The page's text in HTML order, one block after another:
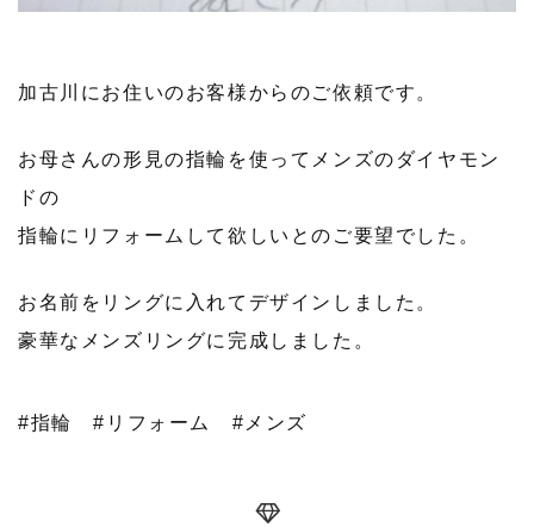
加古川にお住いのお客様からのご依頼です。
お母さんの形見の指輪を使ってメンズのダイヤモン
ドの
指輪にリフォームして欲しいとのご要望でした。
お名前をリングに入れてデザインしました。
豪華なメンズリングに完成しました。
#指輪 #リフォーム #メンズ